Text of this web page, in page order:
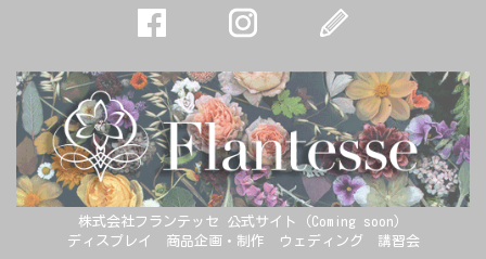
株式会社フランテッセ 公式サイト（Coming soon）
ディスプレイ 商品企画・制作 ウェディング 講習会